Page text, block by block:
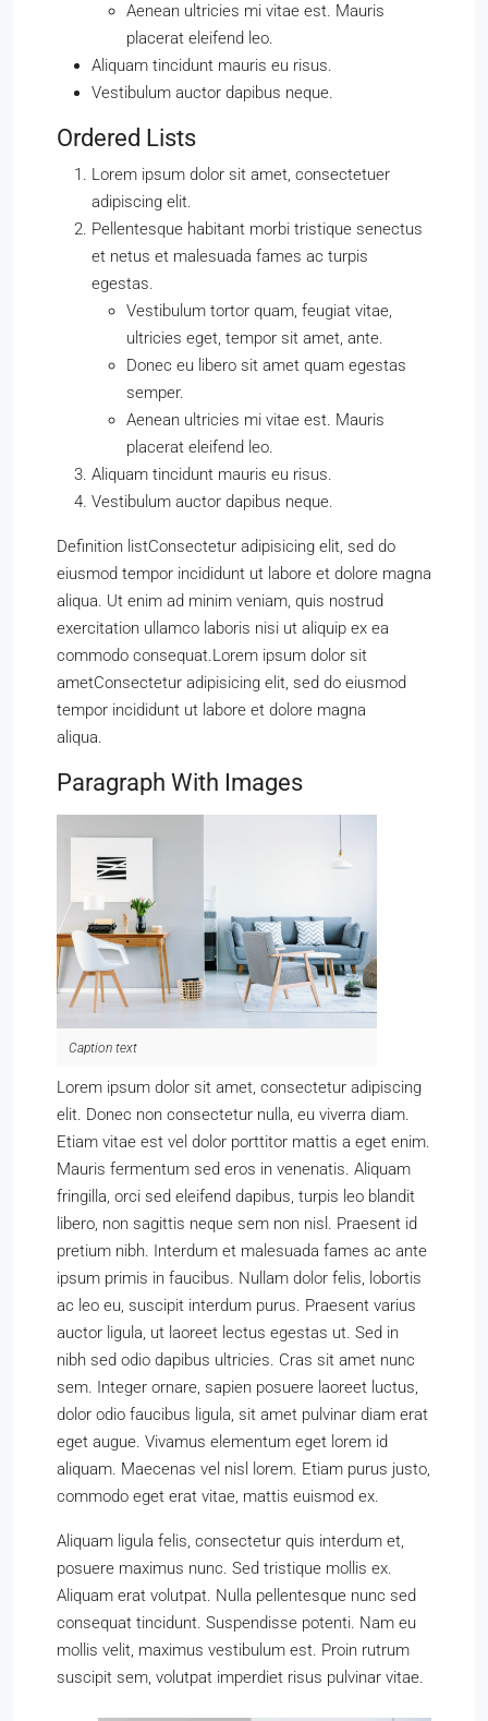
Aenean ultricies mi vitae est. Mauris
placerat eleifend leo.
Aliquam tincidunt mauris eu risus.
Vestibulum auctor dapibus neque.
Ordered Lists
Lorem ipsum dolor sit amet, consectetuer
adipiscing elit.
Pellentesque habitant morbi tristique senectus
et netus et malesuada fames ac turpis
egestas.
Vestibulum tortor quam, feugiat vitae,
ultricies eget, tempor sit amet, ante.
Donec eu libero sit amet quam egestas
semper.
Aenean ultricies mi vitae est. Mauris
placerat eleifend leo.
Aliquam tincidunt mauris eu risus.
Vestibulum auctor dapibus neque.
Definition listConsectetur adipisicing elit, sed do
eiusmod tempor incididunt ut labore et dolore magna
aliqua. Ut enim ad minim veniam, quis nostrud
exercitation ullamco laboris nisi ut aliquip ex ea
commodo consequat.Lorem ipsum dolor sit
ametConsectetur adipisicing elit, sed do eiusmod
tempor incididunt ut labore et dolore magna
aliqua.
Paragraph With Images
Caption text
Lorem ipsum dolor sit amet, consectetur adipiscing
elit. Donec non consectetur nulla, eu viverra diam.
Etiam vitae est vel dolor porttitor mattis a eget enim.
Mauris fermentum sed eros in venenatis. Aliquam
fringilla, orci sed eleifend dapibus, turpis leo blandit
libero, non sagittis neque sem non nisl. Praesent id
pretium nibh. Interdum et malesuada fames ac ante
ipsum primis in faucibus. Nullam dolor felis, lobortis
ac leo eu, suscipit interdum purus. Praesent varius
auctor ligula, ut laoreet lectus egestas ut. Sed in
nibh sed odio dapibus ultricies. Cras sit amet nunc
sem. Integer ornare, sapien posuere laoreet luctus,
dolor odio faucibus ligula, sit amet pulvinar diam erat
eget augue. Vivamus elementum eget lorem id
aliquam. Maecenas vel nisl lorem. Etiam purus justo,
commodo eget erat vitae, mattis euismod ex.
Aliquam ligula felis, consectetur quis interdum et,
posuere maximus nunc. Sed tristique mollis ex.
Aliquam erat volutpat. Nulla pellentesque nunc sed
consequat tincidunt. Suspendisse potenti. Nam eu
mollis velit, maximus vestibulum est. Proin rutrum
suscipit sem, volutpat imperdiet risus pulvinar vitae.